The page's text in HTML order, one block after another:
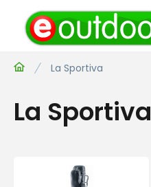
La Sportiva
La Sportiva